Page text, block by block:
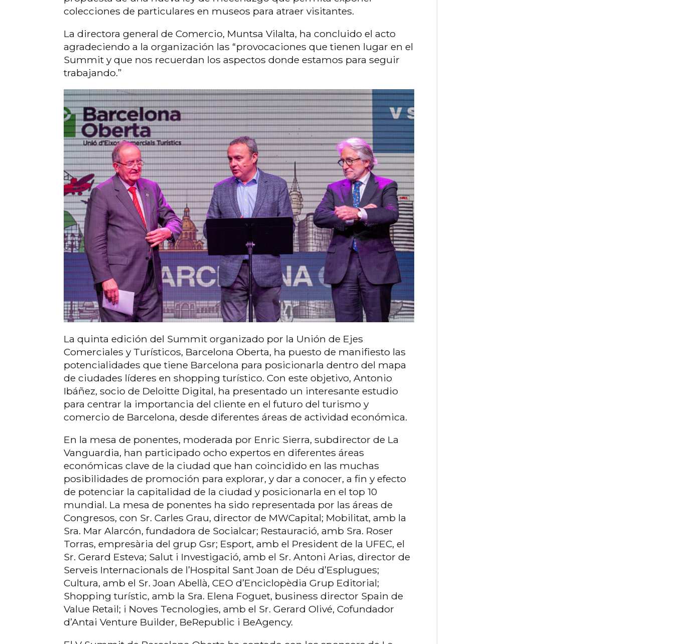
colecciones de particulares en museos para atraer visitantes.
La directora general de Comercio, Muntsa Vilalta, ha concluido el acto
agradeciendo a la organización las “provocaciones que tienen lugar en el
Summit y que nos recuerdan los aspectos donde estamos para seguir
trabajando.”
La quinta edición del Summit organizado por la Unión de Ejes
Comerciales y Turísticos, Barcelona Oberta, ha puesto de manifiesto las
potencialidades que tiene Barcelona para posicionarla dentro del mapa
de ciudades líderes en shopping turístico. Con este objetivo, Antonio
Ibáñez, socio de Deloitte Digital, ha presentado un interesante estudio
para centrar la importancia del cliente en el futuro del turismo y
comercio de Barcelona, desde diferentes áreas de actividad económica.
En la mesa de ponentes, moderada por Enric Sierra, subdirector de La
Vanguardia, han participado ocho expertos en diferentes áreas
económicas clave de la ciudad que han coincidido en las muchas
posibilidades de promoción para explorar, y dar a conocer, a fin y efecto
de potenciar la capitalidad de la ciudad y posicionarla en el top 10
mundial. La mesa de ponentes ha sido representada por las áreas de
Congresos, con Sr. Carles Grau, director de MWCapital; Mobilitat, amb la
Sra. Mar Alarcón, fundadora de Socialcar; Restauració, amb Sra. Roser
Torras, empresària del grup Gsr; Esport, amb el President de la UFEC, el
Sr. Gerard Esteva; Salut i Investigació, amb el Sr. Antoni Arias, director de
Serveis Internacionals de l’Hospital Sant Joan de Déu d’Esplugues;
Cultura, amb el Sr. Joan Abellà, CEO d’Enciclopèdia Grup Editorial;
Shopping turístic, amb la Sra. Elena Foguet, business director Spain de
Value Retail; i Noves Tecnologies, amb el Sr. Gerard Olivé, Cofundador
d’Antai Venture Builder, BeRepublic i BeAgency.